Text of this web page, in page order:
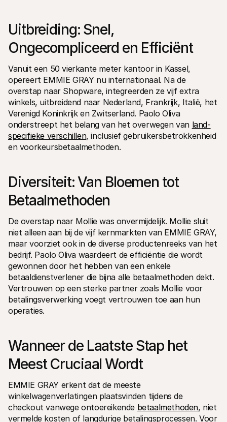
Uitbreiding: Snel,
Ongecompliceerd en Efficiënt
Vanuit een 50 vierkante meter kantoor in Kassel,
opereert EMMIE GRAY nu internationaal. Na de
overstap naar Shopware, integreerden ze vijf extra
winkels, uitbreidend naar Nederland, Frankrijk, Italië, het
Verenigd Koninkrijk en Zwitserland. Paolo Oliva
onderstreept het belang van het overwegen van land-
specifieke verschillen, inclusief gebruikersbetrokkenheid
en voorkeursbetaalmethoden.
Diversiteit: Van Bloemen tot
Betaalmethoden
De overstap naar Mollie was onvermijdelijk. Mollie sluit
niet alleen aan bij de vijf kernmarkten van EMMIE GRAY,
maar voorziet ook in de diverse productenreeks van het
bedrijf. Paolo Oliva waardeert de efficiëntie die wordt
gewonnen door het hebben van een enkele
betaaldienstverlener die bijna alle betaalmethoden dekt.
Vertrouwen op een sterke partner zoals Mollie voor
betalingsverwerking voegt vertrouwen toe aan hun
operaties.
Wanneer de Laatste Stap het
Meest Cruciaal Wordt
EMMIE GRAY erkent dat de meeste
winkelwagenverlatingen plaatsvinden tijdens de
checkout vanwege ontoereikende betaalmethoden, niet
vermelde kosten of langdurige betalingsprocessen. Voor